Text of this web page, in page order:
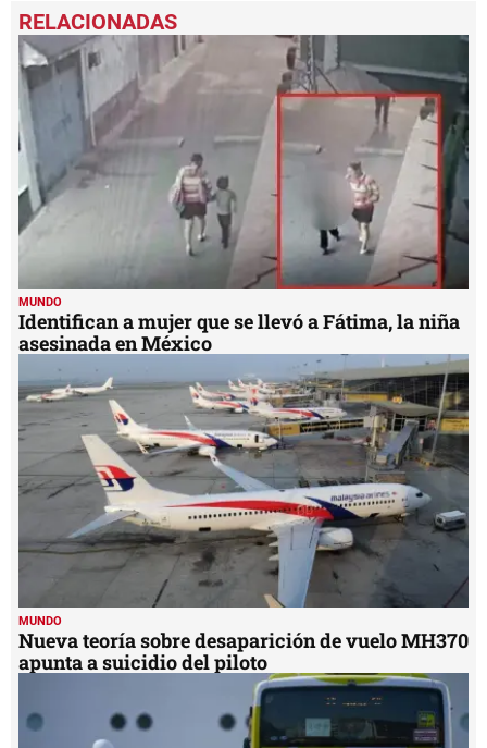
seconds
of
54
seconds
MUNDO
Identifican a mujer que se llevó a Fátima, la niña
asesinada en México
MUNDO
Nueva teoría sobre desaparición de vuelo MH370
apunta a suicidio del piloto